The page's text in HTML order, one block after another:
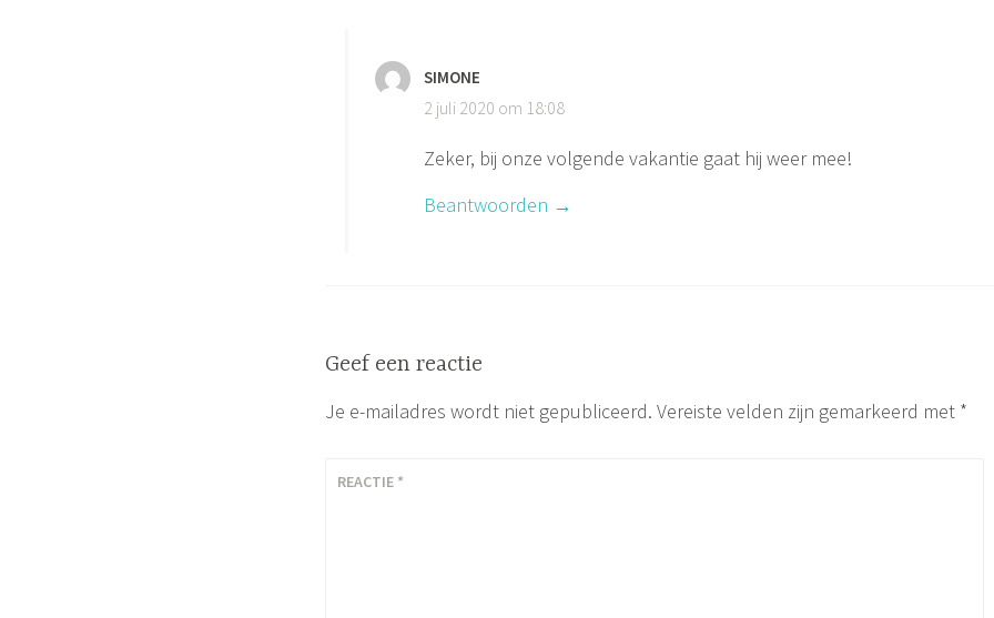
SIMONE
2 juli 2020 om 18:08
Zeker, bij onze volgende vakantie gaat hij weer mee!
Beantwoorden
Geef een reactie
Je e-mailadres wordt niet gepubliceerd. Vereiste velden zijn gemarkeerd met *
REACTIE *